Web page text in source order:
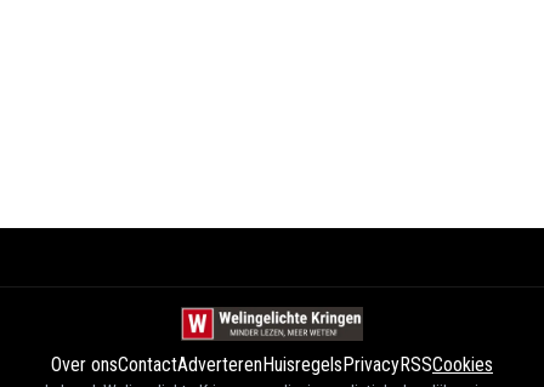
Over onsContactAdverterenHuisregelsPrivacyRSSCookies